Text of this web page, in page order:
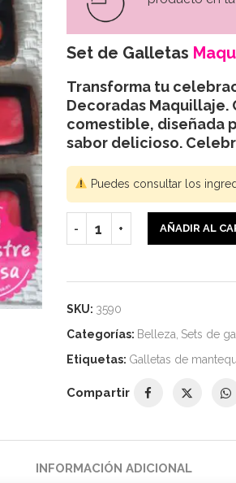
Set de Galletas
Transforma tu
Decoradas Maquillaje.
comestible, diseñada
sabor delicioso.
Puedes consultar los
AÑADIR AL
SKU: 3590
Categorías: Belleza Sets de
Etiquetas: Galletas de
Compartir
INFORMACIÓN ADICIONAL